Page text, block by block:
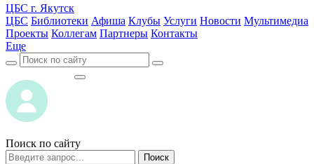
ЦБС г. Якутск
ЦБС Библиотеки Афиша Клубы Услуги Новости Мультимедиа
Проекты Коллегам Партнеры Контакты
Еще
Поиск по сайту
Поиск